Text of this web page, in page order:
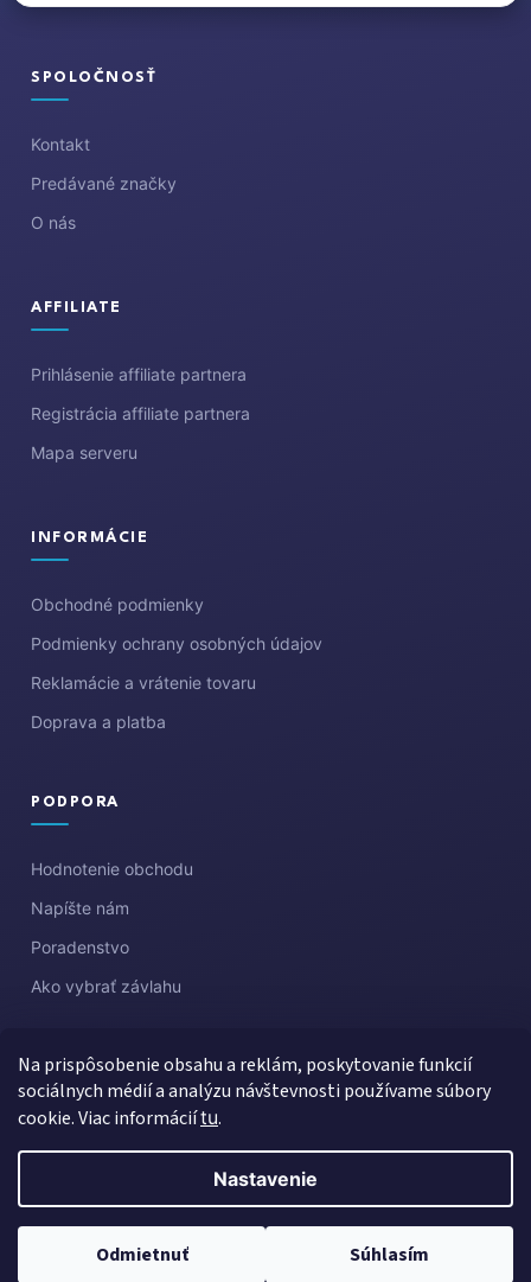
Na prispôsobenie obsahu a reklám, poskytovanie funkcií
sociálnych médií a analýzu návštevnosti používame súbory
cookie. Viac informáciítu.
Nastavenie
Odmietnuť Súhlasím
SPOLOČNOSŤ
Kontakt
Predávané značky
O nás
AFFILIATE
Prihlásenie affiliate partnera
Registrácia affiliate partnera
Mapa serveru
INFORMÁCIE
Obchodné podmienky
Podmienky ochrany osobných údajov
Reklamácie a vrátenie tovaru
Doprava a platba
PODPORA
Hodnotenie obchodu
Napíšte nám
Poradenstvo
Ako vybrať závlahu